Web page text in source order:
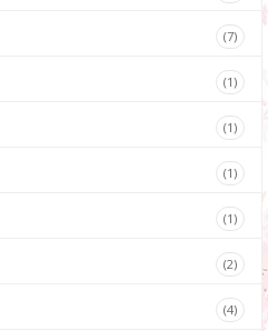
(7)
(1)
(1)
(1)
(1)
(2)
(4)